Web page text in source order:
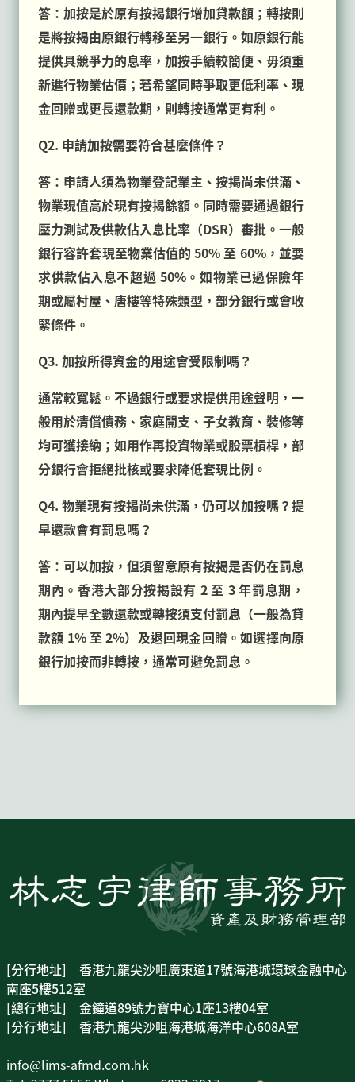
答：加按是於原有按揭銀行增加貸款額；轉按則
是將按揭由原銀行轉移至另一銀行。如原銀行能
提供具競爭力的息率，加按手續較簡便、毋須重
新進行物業估價；若希望同時爭取更低利率、現
金回贈或更長還款期，則轉按通常更有利。
Q2. 申請加按需要符合甚麼條件？
答：申請人須為物業登記業主、按揭尚未供滿、
物業現值高於現有按揭餘額。同時需要通過銀行
壓力測試及供款佔入息比率（DSR）審批。一般
銀行容許套現至物業估值的 50% 至 60%，並要
求供款佔入息不超過 50%。如物業已過保險年
期或屬村屋、唐樓等特殊類型，部分銀行或會收
緊條件。
Q3. 加按所得資金的用途會受限制嗎？
通常較寬鬆。不過銀行或要求提供用途聲明，一
般用於清償債務、家庭開支、子女教育、裝修等
均可獲接納；如用作再投資物業或股票槓桿，部
分銀行會拒絕批核或要求降低套現比例。
Q4. 物業現有按揭尚未供滿，仍可以加按嗎？提
早還款會有罰息嗎？
答：可以加按，但須留意原有按揭是否仍在罰息
期內。香港大部分按揭設有 2 至 3 年罰息期，
期內提早全數還款或轉按須支付罰息（一般為貸
款額 1% 至 2%）及退回現金回贈。如選擇向原
銀行加按而非轉按，通常可避免罰息。
[分行地址] 香港九龍尖沙咀廣東道17號海港城環球金融中心
南座5樓512室
[總行地址] 金鐘道89號力寶中心1座13樓04室
[分行地址] 香港九龍尖沙咀海港城海洋中心608A室
info@lims-afmd.com.hk